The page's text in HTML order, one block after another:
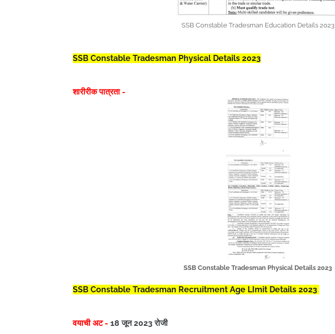
SSB Constable Tradesman Education Details 2023
SSB Constable Tradesman Physical Details 2023
शारीरीक पात्रता -
SSB Constable Tradesman Physical Details 2023
SSB Constable Tradesman Recruitment Age LImit Details 2023
वयाची अट - 18 जून 2023 रोजी